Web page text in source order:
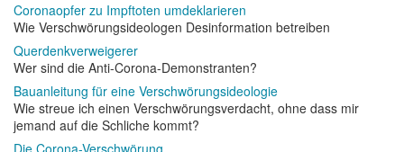
Coronaopfer zu Impftoten umdeklarieren
Wie Verschwörungsideologen Desinformation betreiben
Querdenkverweigerer
Wer sind die Anti-Corona-Demonstranten?
Bauanleitung für eine Verschwörungsideologie
Wie streue ich einen Verschwörungsverdacht, ohne dass mir
jemand auf die Schliche kommt?